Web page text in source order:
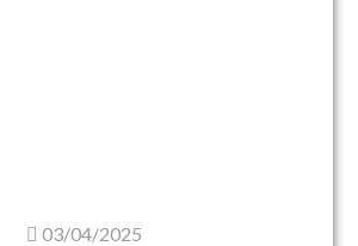
03/04/2025